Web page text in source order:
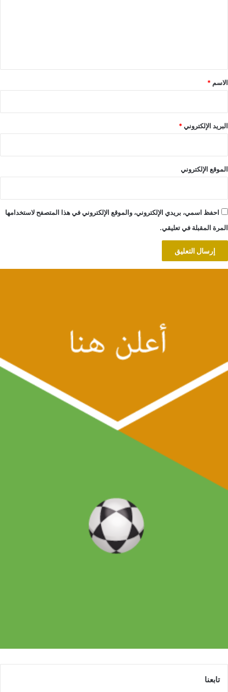
*
الاسم *
البريد الإلكتروني*
الموقع الإلكتروني
احفظ اسمي، بريدي الإلكتروني، والموقع الإلكتروني في هذا المتصفح لاستخدامها
المرة المقبلة في تعليقي.
تابعنا